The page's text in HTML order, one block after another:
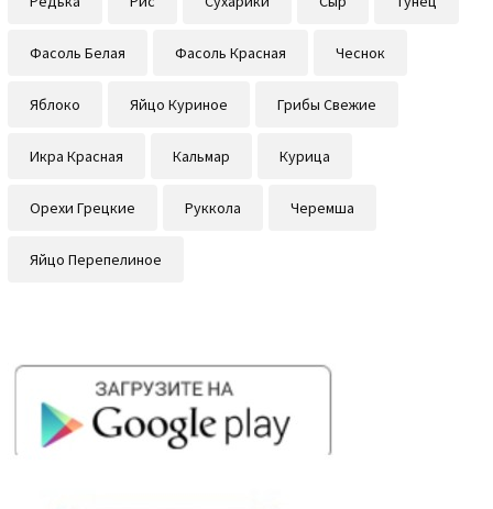
Фасоль Белая Фасоль Красная Чеснок
Яблоко Яйцо Куриное Грибы Свежие
Икра Красная Кальмар Курица
Орехи Грецкие Руккола Черемша
Яйцо Перепелиное